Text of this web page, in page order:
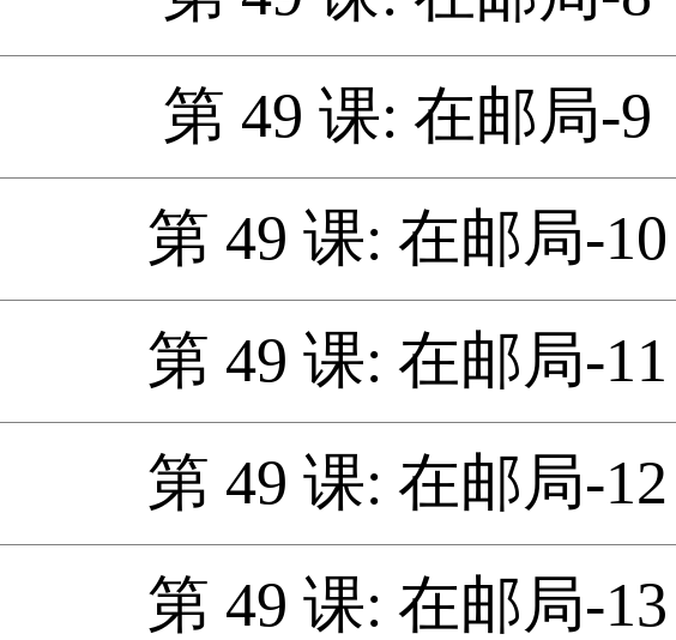
第 49 课: 在邮局-9
第 49 课: 在邮局-10
第 49 课: 在邮局-11
第 49 课: 在邮局-12
第 49 课: 在邮局-13